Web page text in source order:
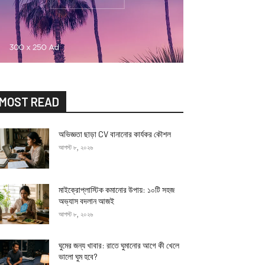
READ
অভিজ্ঞতা ছাড়া CV বানানোর কার্যকর কৌশল
আগস্ট ৮, ২০২৬
মাইক্রোপ্লাস্টিক কমানোর উপায়: ১০টি সহজ
অভ্যাস বদলান আজই
আগস্ট ৮, ২০২৬
ঘুমের জন্য খাবার: রাতে ঘুমানোর আগে কী খেলে
ভালো ঘুম হবে?